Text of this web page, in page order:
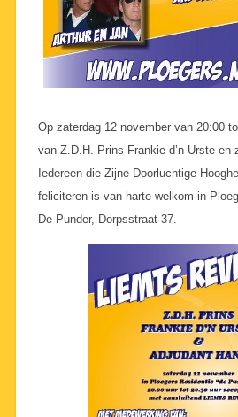
Op zaterdag 12 november van 20:00
van Z.D.H. Prins Frankie d’n Urste en
Iedereen die Zijne Doorluchtige
feliciteren is van harte welkom in
De Punder, Dorpsstraat 37.